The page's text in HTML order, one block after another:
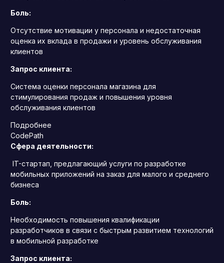
Боль:
Отсутствие мотивации у персонала и недостаточная
оценка их вклада в продажи и уровень обслуживания
клиентов
Запрос клиента:
Система оценки персонала магазина для
стимулирования продаж и повышения уровня
обслуживания клиентов
Подробнее
CodePath
Сфера деятельности:
IT-стартап, предлагающий услуги по разработке
мобильных приложений на заказ для малого и среднего
бизнеса
Боль:
Необходимость повышения квалификации
разработчиков в связи с быстрым развитием технологий
в мобильной разработке
Запрос клиента: